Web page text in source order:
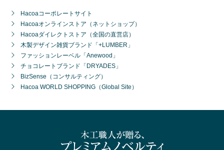
Hacoaコーポレートサイト
Hacoaオンラインストア（ネットショップ）
Hacoaダイレクトストア（全国の直営店）
木製デザイン雑貨ブランド「+LUMBER」
ファッションレーベル「Anewood」
チョコレートブランド「DRYADES」
BizSense（コンサルティング）
Hacoa WORLD SHOPPING（Global Site）